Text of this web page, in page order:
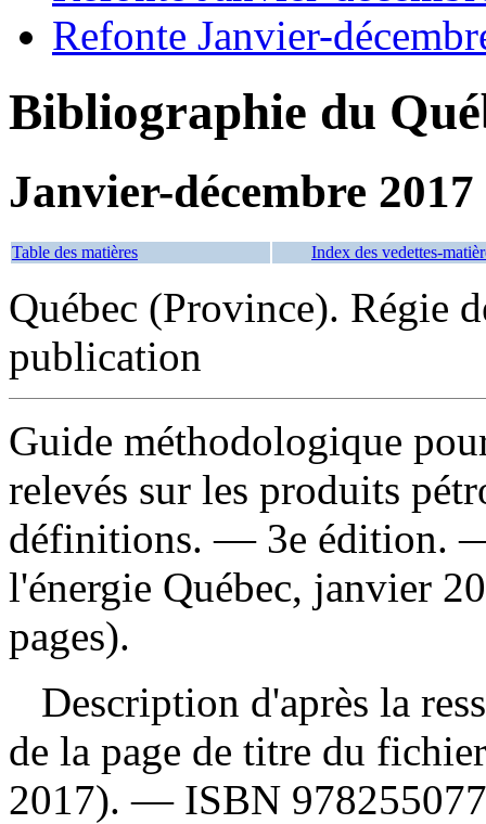
Refonte Janvier-
Bibliographie du
Janvier-décembre 2017
Table des matières Index des vedettes-
Québec (Province). Régie
publication
Guide méthodologique
relevés sur les produits
définitions. — 3e édition.
l'énergie Québec, janvier
pages).
Description d'après la
de la page de titre du
2017). — ISBN